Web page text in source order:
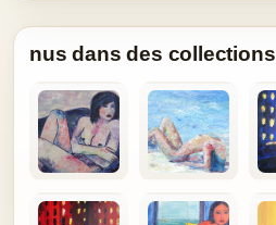
nus dans des collections